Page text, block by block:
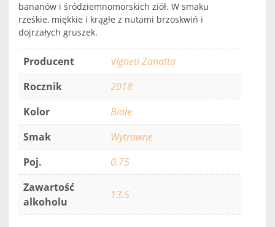
bananów i śródziemnomorskich ziół. W smaku
rześkie, miękkie i krągłe z nutami brzoskwiń i
dojrzałych gruszek.
Producent
Vigneti Zanatta
Rocznik
2018
Kolor
Białe
Smak
Wytrawne
Poj.
0.75
Zawartość
alkoholu
13.5